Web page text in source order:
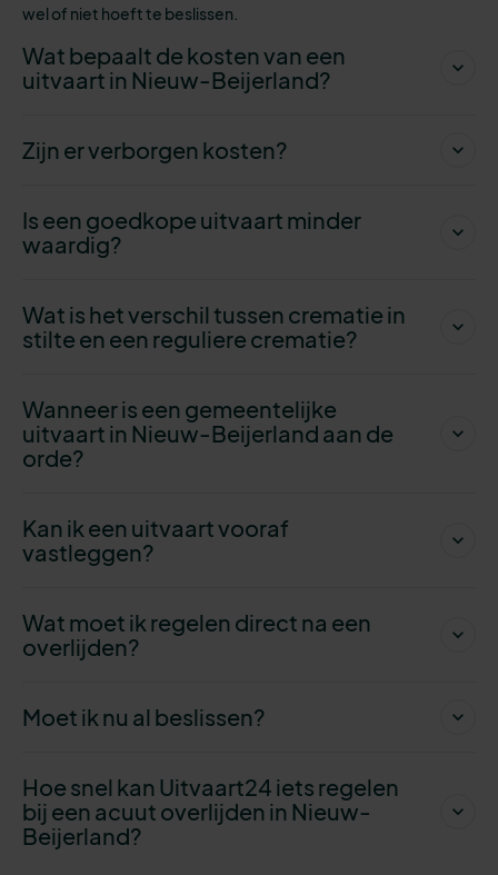
wel of niet hoeft te beslissen.
Wat bepaalt de kosten van een
uitvaart in Nieuw-Beijerland?
Zijn er verborgen kosten?
Is een goedkope uitvaart minder
waardig?
Wat is het verschil tussen crematie in
stilte en een reguliere crematie?
Wanneer is een gemeentelijke
uitvaart in Nieuw-Beijerland aan de
orde?
Kan ik een uitvaart vooraf
vastleggen?
Wat moet ik regelen direct na een
overlijden?
Moet ik nu al beslissen?
Hoe snel kan Uitvaart24 iets regelen
bij een acuut overlijden in Nieuw-
Beijerland?